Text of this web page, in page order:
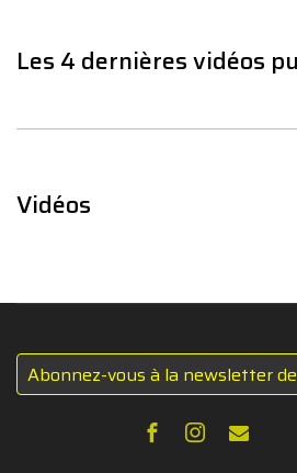
Les 4 dernières vidéos
Vidéos
Abonnez-vous à la newsletter